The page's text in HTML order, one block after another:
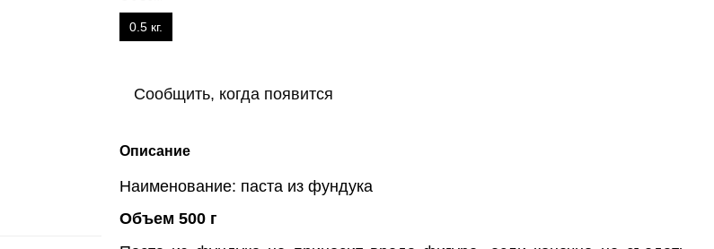
0.5 кг.
Сообщить, когда появится
Описание
Наименование: паста из фундука
Объем 500 г